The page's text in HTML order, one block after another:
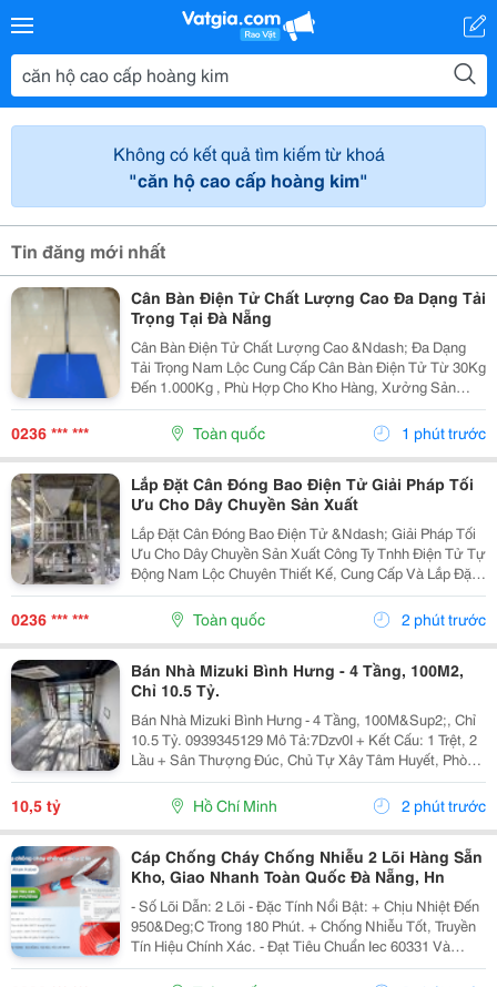
Không có kết quả tìm kiếm từ khoá
"căn hộ cao cấp hoàng kim"
Tin đăng mới nhất
Cân Bàn Điện Tử Chất Lượng Cao Đa Dạng Tải
Trọng Tại Đà Nẵng
Cân Bàn Điện Tử Chất Lượng Cao &Ndash; Đa Dạng
Tải Trọng Nam Lộc Cung Cấp Cân Bàn Điện Tử Từ 30Kg
Đến 1.000Kg , Phù Hợp Cho Kho Hàng, Xưởng Sản
Xuất, Siêu Thị, Cửa Hàng Và Doanh Nghiệp. Ưu Điểm
Nổi Bật ✔️ Kết Quả Cân Nhanh Và Chính Xác. ✔️ Mặt...
0236 *** *** Toàn quốc 1 phút trước
Lắp Đặt Cân Đóng Bao Điện Tử Giải Pháp Tối
Ưu Cho Dây Chuyền Sản Xuất
Lắp Đặt Cân Đóng Bao Điện Tử &Ndash; Giải Pháp Tối
Ưu Cho Dây Chuyền Sản Xuất Công Ty Tnhh Điện Tử Tự
Động Nam Lộc Chuyên Thiết Kế, Cung Cấp Và Lắp Đặt
Hệ Thống Cân Đóng Bao Điện Tử Với Độ Chính Xác
Cao, Đáp Ứng Nhu Cầu Đóng Bao Tự Động Cho Nhiều...
0236 *** *** Toàn quốc 2 phút trước
Bán Nhà Mizuki Bình Hưng - 4 Tầng, 100M2,
Chỉ 10.5 Tỷ.
Bán Nhà Mizuki Bình Hưng - 4 Tầng, 100M&Sup2;, Chỉ
10.5 Tỷ. 0939345129 Mô Tả:7Dzv0I + Kết Cấu: 1 Trệt, 2
Lầu + Sân Thượng Đúc, Chủ Tự Xây Tâm Huyết, Phòng
Khách, Gian Bếp Siêu Rộng, Giếng Trời Giữa Và Sau
Nhà, Cổng Rào, Lề Đường 4M + Vị Trí:...
10,5 tỷ Hồ Chí Minh 2 phút trước
Cáp Chống Cháy Chống Nhiễu 2 Lõi Hàng Sẵn
Kho, Giao Nhanh Toàn Quốc Đà Nẵng, Hn
- Số Lõi Dẫn: 2 Lõi - Đặc Tính Nổi Bật: + Chịu Nhiệt Đến
950&Deg;C Trong 180 Phút. + Chống Nhiễu Tốt, Truyền
Tín Hiệu Chính Xác. - Đạt Tiêu Chuẩn Iec 60331 Và
Bs6387 Được Kiểm Định Bởi Quatest 3 - Cách Điện